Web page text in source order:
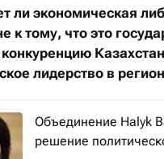
ли экономическая
к тому, что это
лидерство в
Объединение Halyk
решение